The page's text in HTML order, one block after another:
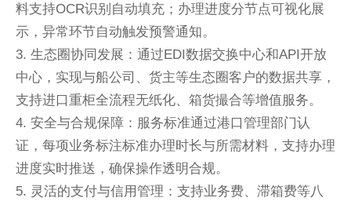
料支持OCR识别自动填充；办理进度分节点可视化展
示，异常环节自动触发预警通知。
3. 生态圈协同发展：通过EDI数据交换中心和API开放
中心，实现与船公司、货主等生态圈客户的数据共享，
支持进口重柜全流程无纸化、箱货撮合等增值服务。
4. 安全与合规保障：服务标准通过港口管理部门认
证，每项业务标注标准办理时长与所需材料，支持办理
进度实时推送，确保操作透明合规。
5. 灵活的支付与信用管理：支持业务费、滞箱费等八